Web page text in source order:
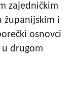
zajedničkim
županijskim i
osnovci
drugom